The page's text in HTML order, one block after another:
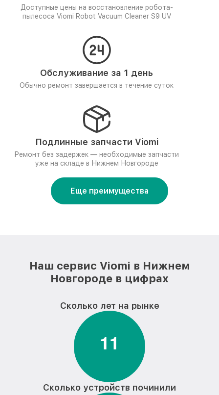
Доступные цены на восстановление робота-
пылесоса Viomi Robot Vacuum Cleaner S9 UV
Обслуживание за 1 день
Обычно ремонт завершается в течение суток
Подлинные запчасти Viomi
Ремонт без задержек — необходимые запчасти
уже на складе в Нижнем Новгороде
Еще преимущества
Наш сервис Viomi в Нижнем
Новгороде в цифрах
Сколько лет на рынке
11
Сколько устройств починили